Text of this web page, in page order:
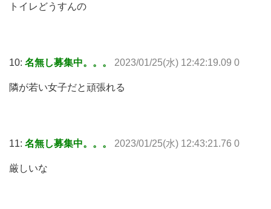
トイレどうすんの
10: 名無し募集中。。。 2023/01/25(水) 12:42:19.09 0
隣が若い女子だと頑張れる
11: 名無し募集中。。。 2023/01/25(水) 12:43:21.76 0
厳しいな